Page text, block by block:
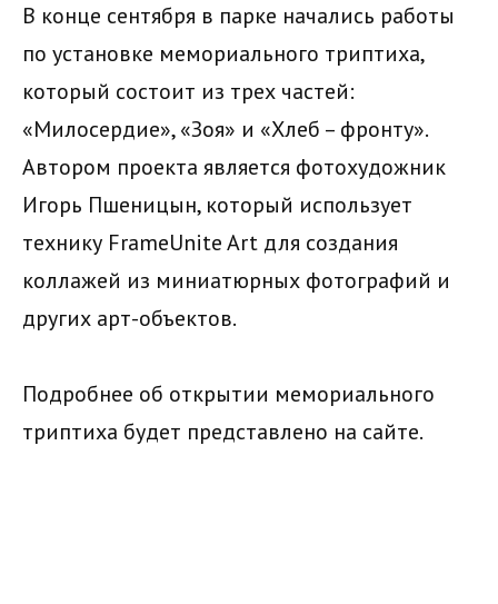
В конце сентября в парке начались работы
по установке мемориального триптиха,
который состоит из трех частей:
«Милосердие», «Зоя» и «Хлеб – фронту».
Автором проекта является фотохудожник
Игорь Пшеницын, который использует
технику FrameUnite Art для создания
коллажей из миниатюрных фотографий и
других арт-объектов.
Подробнее об открытии мемориального
триптиха будет представлено на сайте.